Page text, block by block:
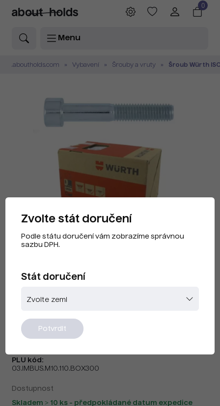
Menu
0
.aboutholds.com Vybavení Šrouby a vruty Šroub Würth
M10x110 mm - 300 ks
Značka:
Würth
Kód produktu:
PLU kód:
03.IMBUS.M10.110.BOX300
Dostupnost
Skladem > 10 ks - předpokládané datum expedice
Zvolte stát doručení
Podle státu doručení vám zobrazíme správnou
sazbu DPH.
Stát doručení
Potvrdit